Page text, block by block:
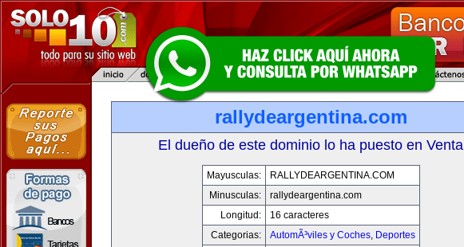
rallydeargentina.com
El dueño de este dominio lo ha puesto en Venta
Mayusculas:
RALLYDEARGENTINA.COM
Minusculas:
rallydeargentina.com
Longitud:
16 caracteres
Categorias:
AutomÃ³viles y Coches, Deportes